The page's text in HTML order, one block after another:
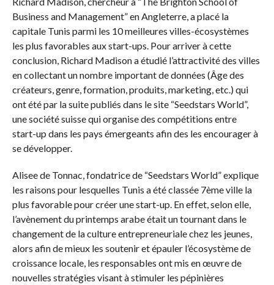
Business and Management” en Angleterre, a placé la
capitale Tunis parmi les 10 meilleures villes-écosystèmes
les plus favorables aux start-ups. Pour arriver à cette
conclusion, Richard Madison a étudié l’attractivité des villes
en collectant un nombre important de données (Âge des
créateurs, genre, formation, produits, marketing, etc.) qui
ont été par la suite publiés dans le site “Seedstars World”,
une société suisse qui organise des compétitions entre
start-up dans les pays émergeants afin des les encourager à
se développer.
Alisee de Tonnac, fondatrice de “Seedstars World” explique
les raisons pour lesquelles Tunis a été classée 7ème ville la
plus favorable pour créer une start-up. En effet, selon elle,
l’avènement du printemps arabe était un tournant dans le
changement de la culture entrepreneuriale chez les jeunes,
alors afin de mieux les soutenir et épauler l’écosystème de
croissance locale, les responsables ont mis en œuvre de
nouvelles stratégies visant à stimuler les pépinières